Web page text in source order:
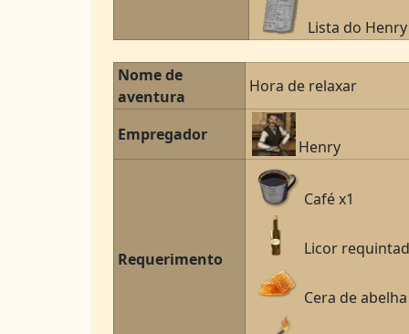
Lista do Henry
Nome de
aventura
Hora de relaxar
Empregador
Henry
Requerimento
Café x1
Licor
Cera de